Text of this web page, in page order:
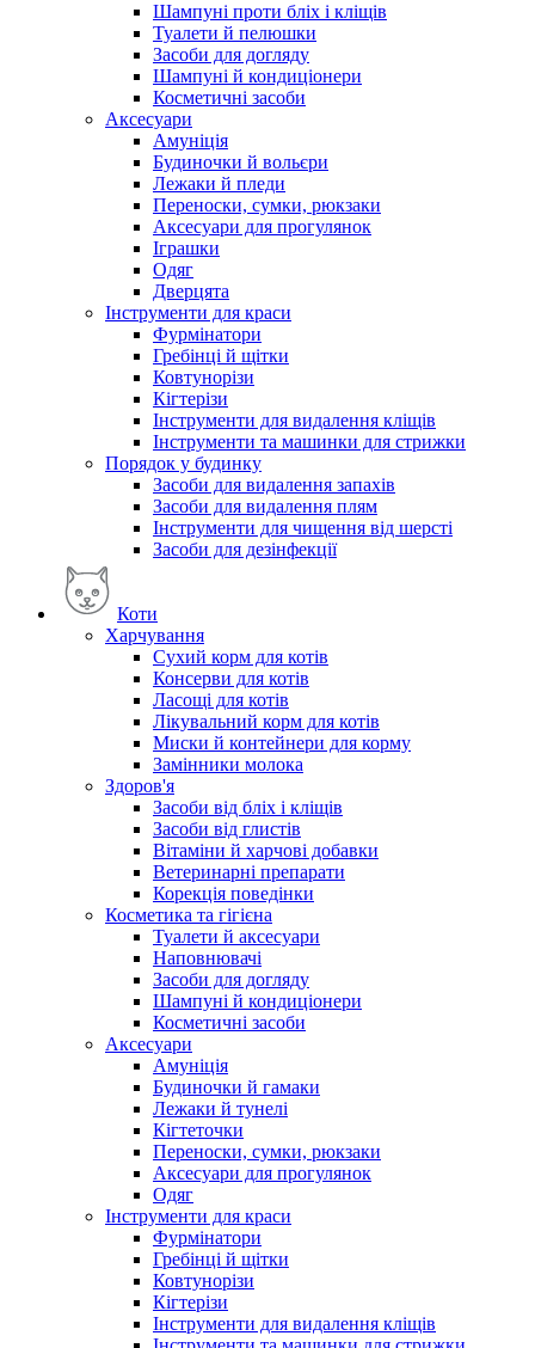
Шампуні проти бліх і кліщів
Туалети й пелюшки
Засоби для догляду
Шампуні й кондиціонери
Косметичні засоби
Аксесуари
Амуніція
Будиночки й вольєри
Лежаки й пледи
Переноски, сумки, рюкзаки
Аксесуари для прогулянок
Іграшки
Одяг
Дверцята
Інструменти для краси
Фурмінатори
Гребінці й щітки
Ковтунорізи
Кігтерізи
Інструменти для видалення кліщів
Інструменти та машинки для стрижки
Порядок у будинку
Засоби для видалення запахів
Засоби для видалення плям
Інструменти для чищення від шерсті
Засоби для дезінфекції
Коти
Харчування
Сухий корм для котів
Консерви для котів
Ласощі для котів
Лікувальний корм для котів
Миски й контейнери для корму
Замінники молока
Здоров'я
Засоби від бліх і кліщів
Засоби від глистів
Вітаміни й харчові добавки
Ветеринарні препарати
Корекція поведінки
Косметика та гігієна
Туалети й аксесуари
Наповнювачі
Засоби для догляду
Шампуні й кондиціонери
Косметичні засоби
Аксесуари
Амуніція
Будиночки й гамаки
Лежаки й тунелі
Кігтеточки
Переноски, сумки, рюкзаки
Аксесуари для прогулянок
Одяг
Інструменти для краси
Фурмінатори
Гребінці й щітки
Ковтунорізи
Кігтерізи
Інструменти для видалення кліщів